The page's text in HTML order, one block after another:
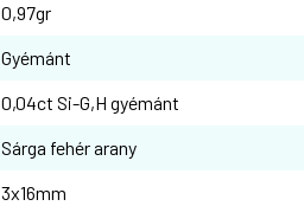
0,97gr
Gyémánt
0,04ct Si-G,H gyémánt
Sárga fehér arany
3x16mm